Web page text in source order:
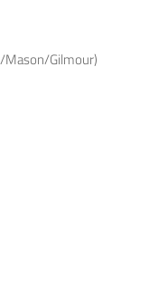
Gilmour)